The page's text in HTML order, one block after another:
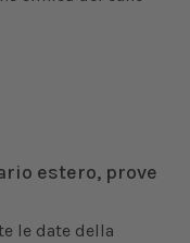
estero, prove
le date della